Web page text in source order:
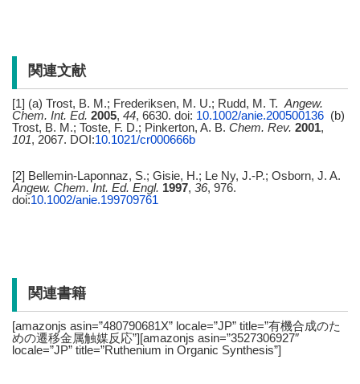
関連文献
[1] (a) Trost, B. M.; Frederiksen, M. U.; Rudd, M. T. Angew.
Chem. Int. Ed. 2005, 44, 6630. doi: 10.1002/anie.200500136 (b)
Trost, B. M.; Toste, F. D.; Pinkerton, A. B. Chem. Rev. 2001,
101, 2067. DOI:10.1021/cr000666b
[2] Bellemin-Laponnaz, S.; Gisie, H.; Le Ny, J.-P.; Osborn, J. A.
Angew. Chem. Int. Ed. Engl. 1997, 36, 976.
doi:10.1002/anie.199709761
関連書籍
[amazonjs asin=”480790681X” locale=”JP” title=”有機合成のた
めの遷移金属触媒反応”][amazonjs asin=”3527306927″
locale=”JP” title=”Ruthenium in Organic Synthesis”]